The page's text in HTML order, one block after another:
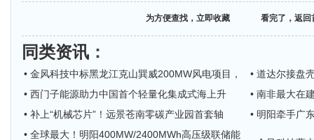
为方便查找，立即收藏 看完了，返回
同类资讯 ：
• 金风科技中标黑龙江克山巽威200MW风电项目，
• 道达尔接盘
• 西门子能源助力中国首个轻量化集成式海上升
• 南非最大在
• 补上“机械芯片”！远景苍南零碳产业园首套轴
• 明阳牵手广
• 全球最大！明阳400MW/2400MWh高压级联储能